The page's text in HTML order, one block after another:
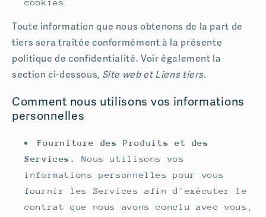
Toute information que nous obtenons de la part de
tiers sera traitée conformément à la présente
politique de confidentialité. Voir également la
section ci-dessous, Site web et Liens tiers.
Comment nous utilisons vos informations
personnelles
Fourniture des Produits et des
Services.
Nous utilisons vos
informations personnelles pour vous
fournir les Services afin d'exécuter le
contrat que nous avons conclu avec vous,